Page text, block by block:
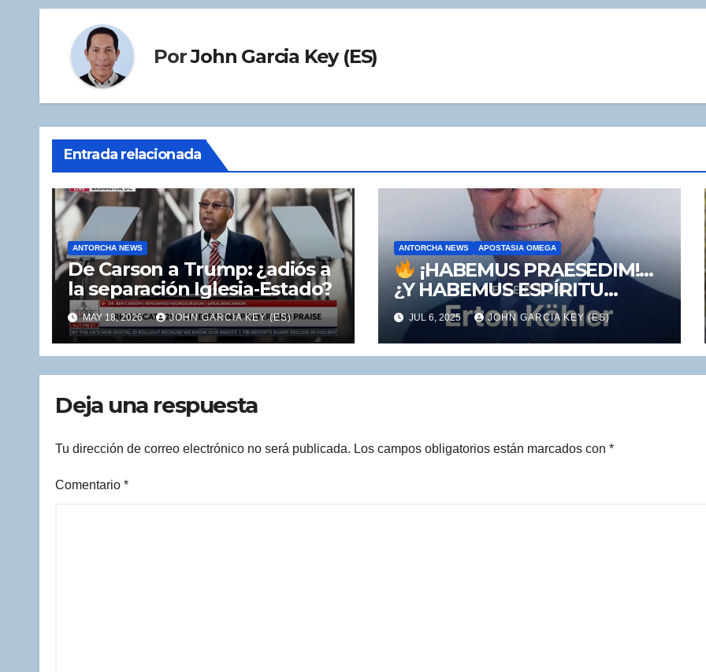
PorJohn Garcia Key (ES)
Entrada relacionada
ANTORCHA NEWS
De Carson a Trump: ¿adiós a
la separación Iglesia‑Estado?
MAY 18, 2026 JOHN GARCIA KEY (ES)
ANTORCHA NEWS APOSTASIA OMEGA
¡HABEMUS PRAESEDIM!…
¿Y HABEMUS ESPÍRITU
SANTO?
JUL 6, 2025 JOHN GARCIA KEY (ES)
Deja una respuesta
Tu dirección de correo electrónico no será publicada. Los campos obligatorios están marcados con *
Comentario *